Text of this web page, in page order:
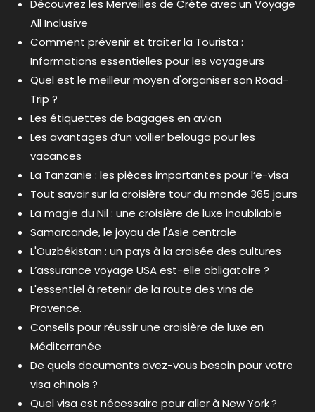
Découvrez les Merveilles de Crète avec un Voyage
All Inclusive
Comment prévenir et traiter la Tourista :
Informations essentielles pour les voyageurs
Quel est le meilleur moyen d'organiser son Road-
Trip ?
Les étiquettes de bagages en avion
Les avantages d’un voilier belouga pour les
vacances
La Tanzanie : les pièces importantes pour l’e-visa
Tout savoir sur la croisière tour du monde 365 jours
La magie du Nil : une croisière de luxe inoubliable
Samarcande, le joyau de l'Asie centrale
L'Ouzbékistan : un pays à la croisée des cultures
L’assurance voyage USA est-elle obligatoire ?
L'essentiel à retenir de la route des vins de
Provence.
Conseils pour réussir une croisière de luxe en
Méditerranée
De quels documents avez-vous besoin pour votre
visa chinois ?
Quel visa est nécessaire pour aller à New York ?